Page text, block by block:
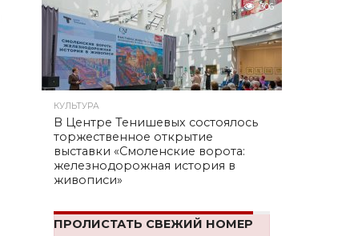
306
КУЛЬТУРА
В Центре Тенишевых состоялось
торжественное открытие
выставки «Смоленские ворота:
железнодорожная история в
живописи»
ПРОЛИСТАТЬ СВЕЖИЙ НОМЕР